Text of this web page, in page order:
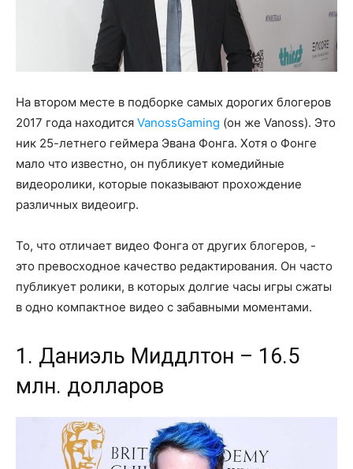
На втором месте в подборке самых дорогих блогеров
2017 года находится VanossGaming (он же Vanoss). Это
ник 25-летнего геймера Эвана Фонга. Хотя о Фонге
мало что известно, он публикует комедийные
видеоролики, которые показывают прохождение
различных видеоигр.
То, что отличает видео Фонга от других блогеров, -
это превосходное качество редактирования. Он часто
публикует ролики, в которых долгие часы игры сжаты
в одно компактное видео с забавными моментами.
1. Даниэль Миддлтон – 16.5
млн. долларов